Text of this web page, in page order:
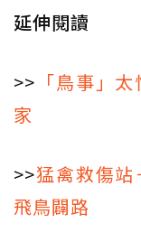
延伸閱讀
>> 「鳥事」
家
>>猛禽救傷
飛鳥闢路